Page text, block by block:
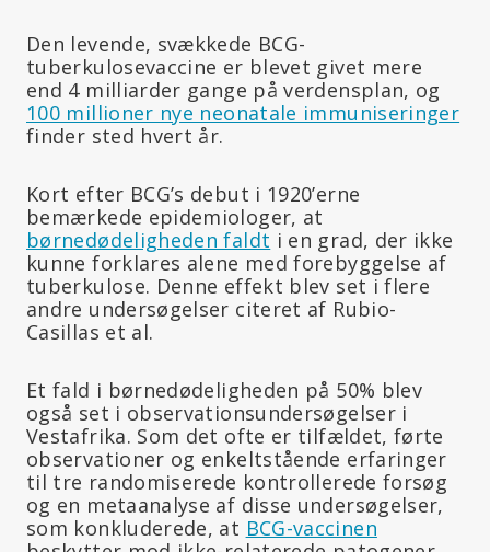
Den levende, svækkede BCG-
tuberkulosevaccine er blevet givet mere
end 4 milliarder gange på verdensplan, og
100 millioner nye neonatale immuniseringer
finder sted hvert år.
Kort efter BCG’s debut i 1920’erne
bemærkede epidemiologer, at
børnedødeligheden faldt i en grad, der ikke
kunne forklares alene med forebyggelse af
tuberkulose. Denne effekt blev set i flere
andre undersøgelser citeret af Rubio-
Casillas et al.
Et fald i børnedødeligheden på 50% blev
også set i observationsundersøgelser i
Vestafrika. Som det ofte er tilfældet, førte
observationer og enkeltstående erfaringer
til tre randomiserede kontrollerede forsøg
og en metaanalyse af disse undersøgelser,
som konkluderede, at BCG-vaccinen